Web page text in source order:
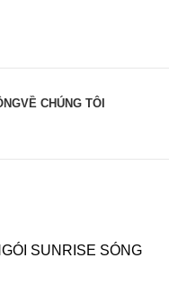
VỀ CHÚNG TÔI
SUNRISE SÓNG